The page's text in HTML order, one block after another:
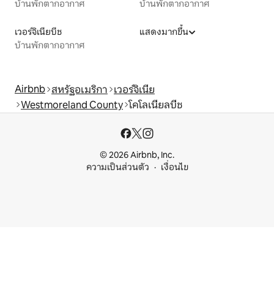
บ้านพักตากอากาศ
บ้านพักตากอากาศ
เวอร์จิเนียบีช
บ้านพักตากอากาศ
แสดงมากขึ้น
Airbnb สหรัฐอเมริกา เวอร์จิเนีย
Westmoreland County โคโลเนียลบีช
© 2026 Airbnb, Inc.
ความเป็นส่วนตัว
เงื่อนไข